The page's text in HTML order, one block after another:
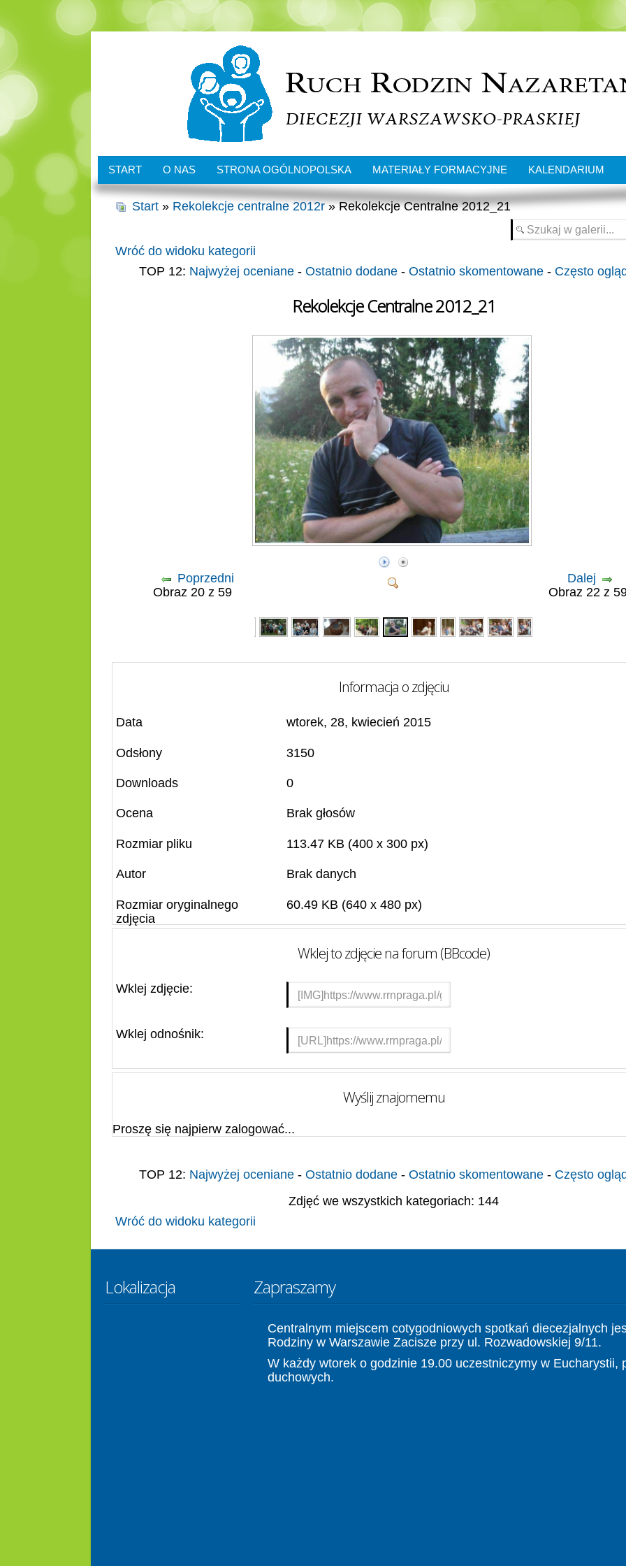
START O NAS STRONA OGÓLNOPOLSKA MATERIAŁY FORMACYJNE KALENDARIUM
Start» Rekolekcje centralne 2012r» Rekolekcje Centralne 2012_21
Wróć do widoku kategorii
TOP 12: Najwyżej oceniane- Ostatnio dodane- Ostatnio skomentowane- Często
Rekolekcje Centralne 2012_21
Poprzedni
Obraz 20 z 59
Dalej
Obraz 22 z
Informacja o zdjęciu
Data wtorek, 28, kwiecień 2015
Odsłony 3150
Downloads 0
Ocena Brak głosów
Rozmiar pliku 113.47 KB (400 x 300 px)
Autor Brak danych
Rozmiar oryginalnego
zdjęcia
60.49 KB (640 x 480 px)
Wklej to zdjęcie na forum (BBcode)
Wklej zdjęcie:
Wklej odnośnik:
Wyślij znajomemu
Proszę się najpierw zalogować...
TOP 12: Najwyżej oceniane- Ostatnio dodane- Ostatnio skomentowane- Często
Zdjęć we wszystkich kategoriach: 144
Wróć do widoku kategorii
Lokalizacja Zapraszamy
Centralnym miejscem cotygodniowych spotkań diecezjalnych
Rodziny w Warszawie Zacisze przy ul. Rozwadowskiej 9/11.
W każdy wtorek o godzinie 19.00 uczestniczymy w Eucharystii,
duchowych.